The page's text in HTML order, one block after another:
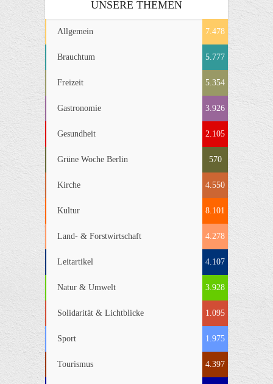
UNSERE THEMEN
Allgemein 7.478
Brauchtum 5.777
Freizeit 5.354
Gastronomie 3.926
Gesundheit 2.105
Grüne Woche Berlin 570
Kirche 4.550
Kultur 8.101
Land- & Forstwirtschaft 4.278
Leitartikel 4.107
Natur & Umwelt 3.928
Solidarität & Lichtblicke 1.095
Sport 1.975
Tourismus 4.397